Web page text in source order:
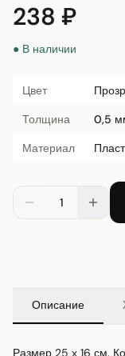
238 ₽
● В наличии
Цвет
Толщина
0,5
Материал
1
Описание
Размер 25 х 16 см.